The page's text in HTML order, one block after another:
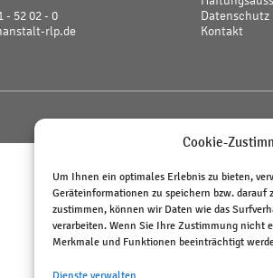
Cookie-
Um Ihnen ein optimales Erlebnis zu bieten,
Geräteinformationen zu speichern bzw. darauf
zustimmen, können wir Daten wie das
verarbeiten. Wenn Sie Ihre Zustimmung nicht
Merkmale und Funktionen beeinträchtigt
Dienste verwalten
- 52 02 - 0
rlp.de
Datenschutz
Kontakt